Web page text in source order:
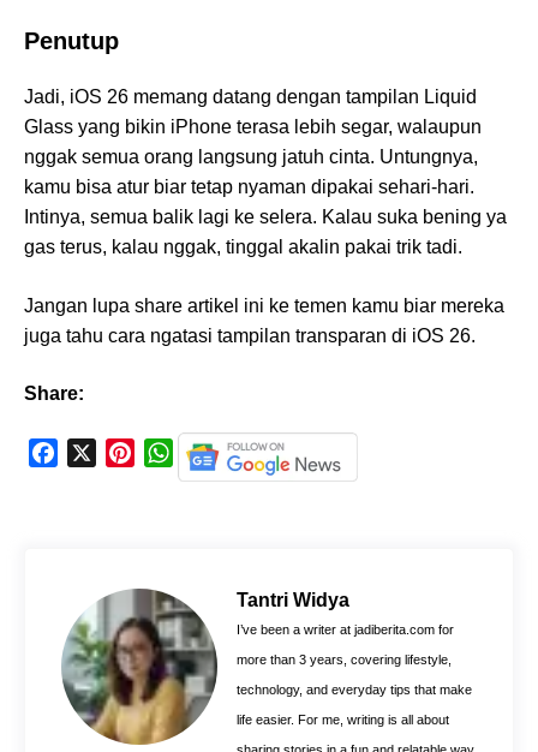
Penutup
Jadi, iOS 26 memang datang dengan tampilan Liquid
Glass yang bikin iPhone terasa lebih segar, walaupun
nggak semua orang langsung jatuh cinta. Untungnya,
kamu bisa atur biar tetap nyaman dipakai sehari-hari.
Intinya, semua balik lagi ke selera. Kalau suka bening ya
gas terus, kalau nggak, tinggal akalin pakai trik tadi.
Jangan lupa share artikel ini ke temen kamu biar mereka
juga tahu cara ngatasi tampilan transparan di iOS 26.
Share:
k
e
s
t
W
h
A
p
p
Tantri Widya
I’ve been a writer at jadiberita.com for
more than 3 years, covering lifestyle,
technology, and everyday tips that make
life easier. For me, writing is all about